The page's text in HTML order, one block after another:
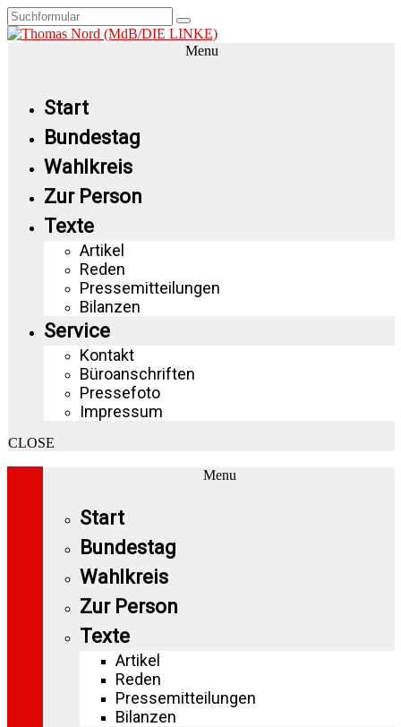
Menu
Start
Bundestag
Wahlkreis
Zur Person
Texte
Artikel
Reden
Pressemitteilungen
Bilanzen
Service
Kontakt
Büroanschriften
Pressefoto
Impressum
CLOSE
Menu
Start
Bundestag
Wahlkreis
Zur Person
Texte
Artikel
Reden
Pressemitteilungen
Bilanzen